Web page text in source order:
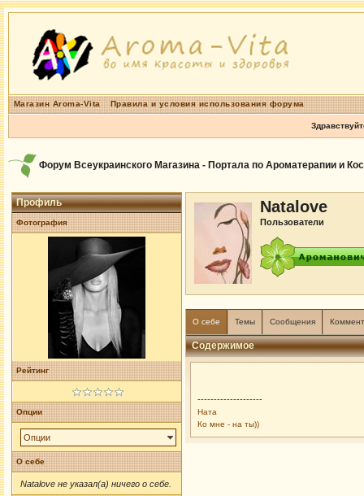
Магазин Aroma-Vita Правила и условия использования форума
Форум Всеукраинского Магазина - Портала по Ароматерапии и
Профиль
Фотография
Рейтинг
Опции
Опции
О себе
Natalove не указал(а) ничего о себе.
Natalove
Пользователи
О себе Темы Сообщения
Содержимое
--------------------
Ната
Ко мне - на ты))